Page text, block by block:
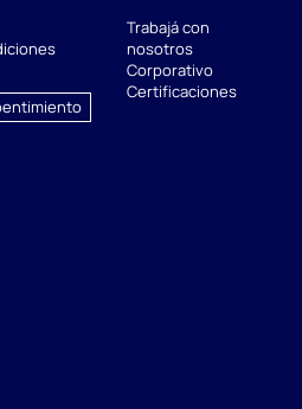
Trabajá con
nosotros
Corporativo
Certificaciones